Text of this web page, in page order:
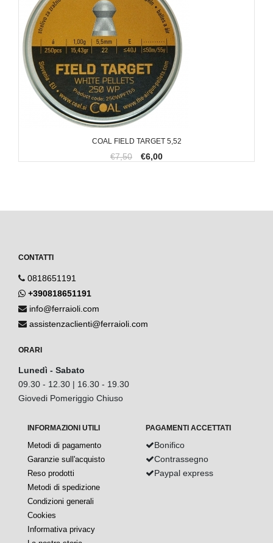
COAL FIELD TARGET 5,52
€7,50 €6,00
CONTATTI
0818651191
+390818651191
info@ferraioli.com
assistenzaclienti@ferraioli.com
ORARI
Lunedì - Sabato
09.30 - 12.30 | 16.30 - 19.30
Giovedi Pomeriggio Chiuso
INFORMAZIONI UTILI
Metodi di pagamento
Garanzie sull'acquisto
Reso prodotti
Metodi di spedizione
Condizioni generali
Cookies
Informativa privacy
PAGAMENTI ACCETTATI
Bonifico
Contrassegno
Paypal express